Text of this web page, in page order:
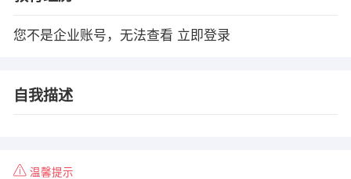
您不是企业账号，无法查看 立即登录
自我描述
温馨提示